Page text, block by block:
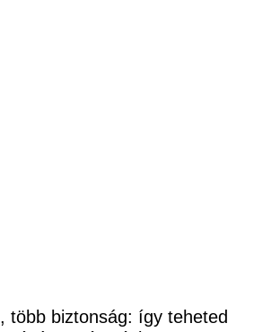
több biztonság: így teheted